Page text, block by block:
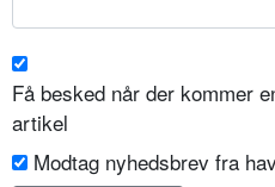
Få besked når der kommer
artikel
Modtag nyhedsbrev fra